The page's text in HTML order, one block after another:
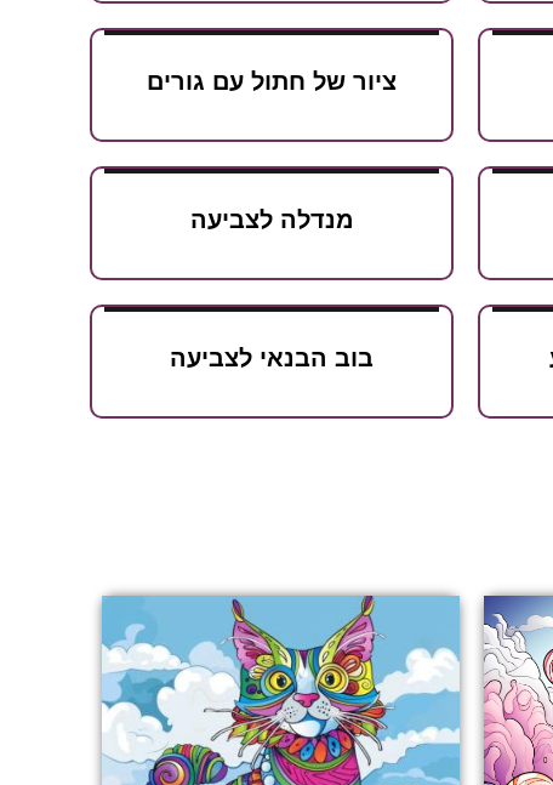
ציור של חתול עם גורים
מנדלה לצביעה
בוב הבנאי לצביעה